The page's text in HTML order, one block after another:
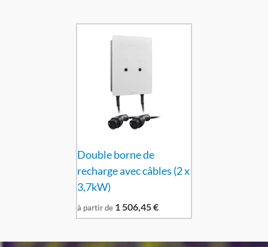
Double borne de
recharge avec câbles (2 x
3,7kW)
à partir de 1 506,45€